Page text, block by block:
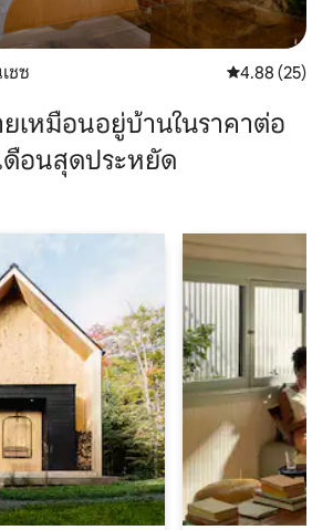
ชซ คะแนนเฉลี่ย
4.88 (25)
เหมือนอยู่บ้านในราคาต่อ
ดือนสุดประหยัด